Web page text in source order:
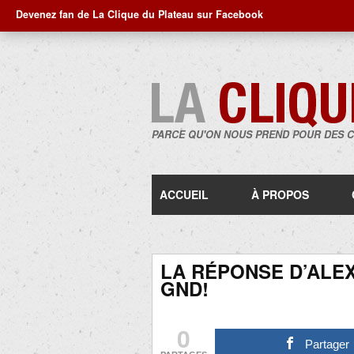
Devenez fan de La Clique du Plateau sur Facebook
PARCE QU'ON NOUS PREND POUR DES
ACCUEIL À PROPOS
LA RÉPONSE
GND!
0 Partager